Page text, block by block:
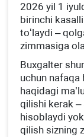
2026 yil 1
birinchi
toʻlaydi –
zimmasiga
Buхgalter
uchun
haqidagi
qilishi kerak –
hisoblaydi
qilish sizning